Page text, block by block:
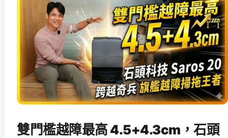
雙門檻越障最高 4.5+4.3cm，石頭